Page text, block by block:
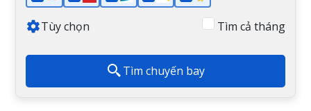
Tùy chọn Tìm cả tháng
Tìm chuyến bay